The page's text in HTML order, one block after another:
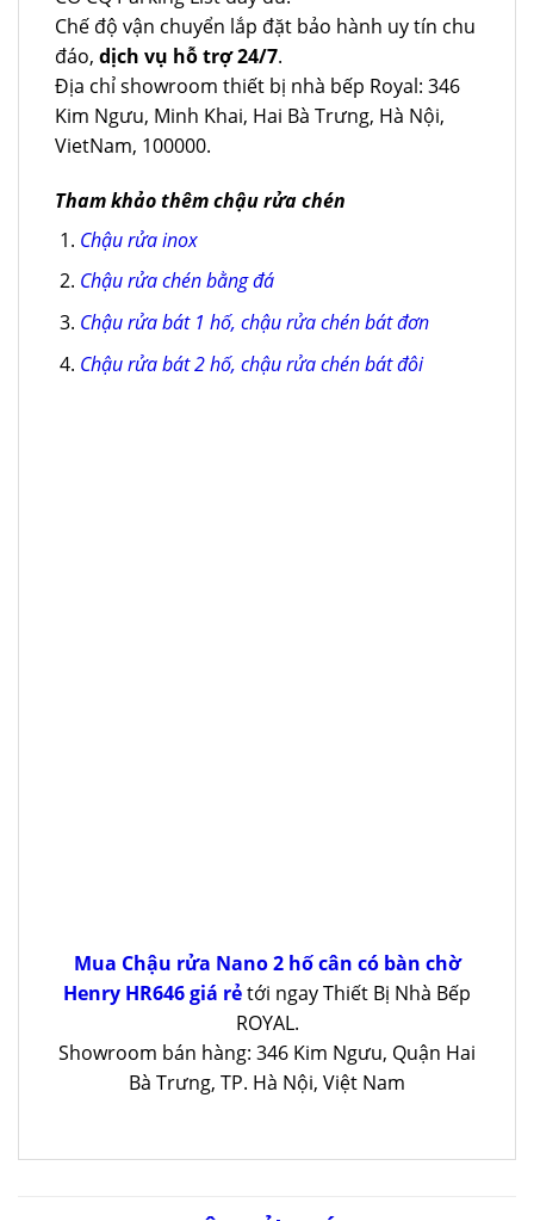
Chế độ vận chuyển lắp đặt bảo hành uy tín chu
đáo, dịch vụ hỗ trợ 24/7.
Địa chỉ showroom thiết bị nhà bếp Royal: 346
Kim Ngưu, Minh Khai, Hai Bà Trưng, Hà Nội,
VietNam, 100000.
Tham khảo thêm chậu rửa chén
Chậu rửa inox
Chậu rửa chén bằng đá
Chậu rửa bát 1 hố, chậu rửa chén bát đơn
Chậu rửa bát 2 hố, chậu rửa chén bát đôi
Mua Chậu rửa Nano 2 hố cân có bàn chờ
Henry HR646 giá rẻtới ngay Thiết Bị Nhà Bếp
ROYAL.
Showroom bán hàng: 346 Kim Ngưu, Quận Hai
Bà Trưng, TP. Hà Nội, Việt Nam